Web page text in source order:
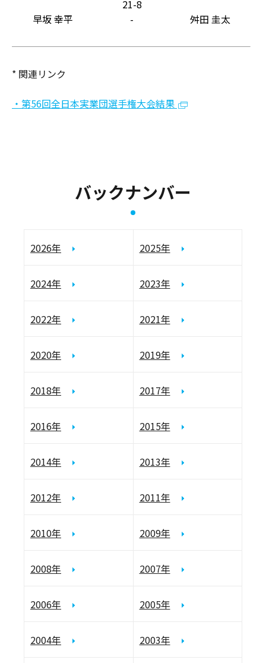
21-8
早坂 幸平 - 舛田 圭太
* 関連リンク
・第56回全日本実業団選手権大会結果
バックナンバー
2026年 2025年
2024年 2023年
2022年 2021年
2020年 2019年
2018年 2017年
2016年 2015年
2014年 2013年
2012年 2011年
2010年 2009年
2008年 2007年
2006年 2005年
2004年 2003年